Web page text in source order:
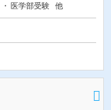
医学部受験 他